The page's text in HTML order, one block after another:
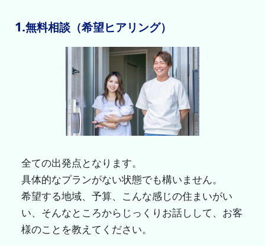
1.無料相談（希望ヒアリング）
全ての出発点となります。
具体的なプランがない状態でも構いません。
希望する地域、予算、こんな感じの住まいがい
い、そんなところからじっくりお話しして、お客
様のことを教えてください。